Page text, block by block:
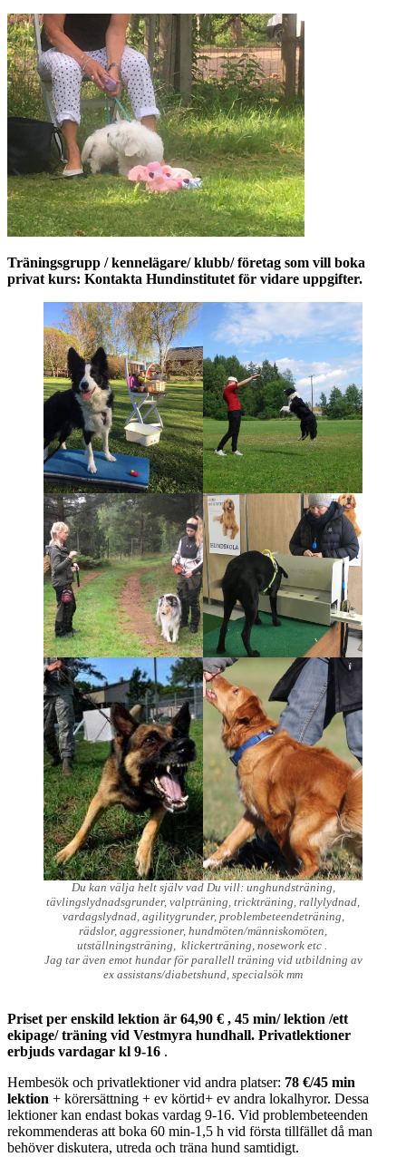
Träningsgrupp / kennelägare/ klubb/ företag som vill boka
privat kurs: Kontakta Hundinstitutet för vidare uppgifter.
Du kan välja helt själv vad Du vill: unghundsträning,
tävlingslydnadsgrunder, valpträning, trickträning, rallylydnad,
vardagslydnad, agilitygrunder, problembeteendeträning,
rädslor, aggressioner, hundmöten/människomöten,
utställningsträning, klickerträning, nosework etc .
Jag tar även emot hundar för parallell träning vid utbildning av
ex assistans/diabetshund, specialsök mm
Priset per enskild lektion är 64,90 € , 45 min/ lektion /ett
ekipage/ träning vid Vestmyra hundhall. Privatlektioner
erbjuds vardagar kl 9-16 .
Hembesök och privatlektioner vid andra platser: 78 €/45 min
lektion + körersättning + ev körtid+ ev andra lokalhyror. Dessa
lektioner kan endast bokas vardag 9-16. Vid problembeteenden
rekommenderas att boka 60 min-1,5 h vid första tillfället då man
behöver diskutera, utreda och träna hund samtidigt.